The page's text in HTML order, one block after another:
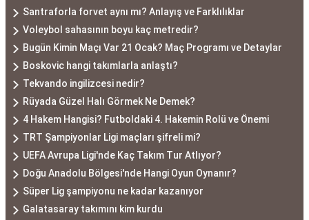
Santraforla forvet aynı mı? Anlayış ve Farklılıklar
Voleybol sahasının boyu kaç metredir?
Bugün Kimin Maçı Var 21 Ocak? Maç Programı ve Detaylar
Boskovic hangi takımlarla anlaştı?
Tekvando ingilizcesi nedir?
Rüyada Güzel Halı Görmek Ne Demek?
4 Hakem Hangisi? Futboldaki 4. Hakemin Rolü ve Önemi
TRT Şampiyonlar Ligi maçları şifreli mi?
UEFA Avrupa Ligi'nde Kaç Takım Tur Atlıyor?
Doğu Anadolu Bölgesi'nde Hangi Oyun Oynanır?
Süper Lig şampiyonu ne kadar kazanıyor
Galatasaray takımını kim kurdu